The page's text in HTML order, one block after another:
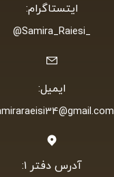
ایتستاگرام:
_Samira_Raiesi@
ایمیل:
آدرس دفتر ۱: